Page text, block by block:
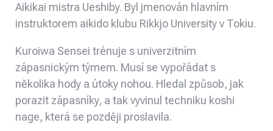
Aikikai mistra Ueshiby. Byl jmenován hlavním
instruktorem aikido klubu Rikkjo University v Tokiu.
Kuroiwa Sensei trénuje s univerzitním
zápasnickým týmem. Musí se vypořádat s
několika hody a útoky nohou. Hledal způsob, jak
porazit zápasníky, a tak vyvinul techniku ​​koshi
nage, která se později proslavila.